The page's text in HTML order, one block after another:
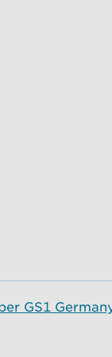
GS1